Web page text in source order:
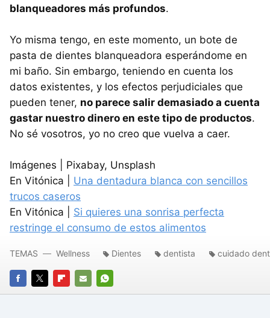
blanqueadores más profundos.
Yo misma tengo, en este momento, un bote de
pasta de dientes blanqueadora esperándome en
mi baño. Sin embargo, teniendo en cuenta los
datos existentes, y los efectos perjudiciales que
pueden tener, no parece salir demasiado a cuenta
gastar nuestro dinero en este tipo de productos.
No sé vosotros, yo no creo que vuelva a caer.
Imágenes | Pixabay, Unsplash
En Vitónica | Una dentadura blanca con sencillos
trucos caseros
En Vitónica | Si quieres una sonrisa perfecta
restringe el consumo de estos alimentos
FACEBOOK
TWITTERFLIPBOARD
E-
WHATSAPP
TEMAS Wellness Dientes dentista cuidado